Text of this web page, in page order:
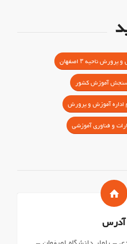
ناحیه ۳ اصفهان
سنجش آموزش کشور
اداره آموزش و پرورش
و فناوری آموزشی
آدرس